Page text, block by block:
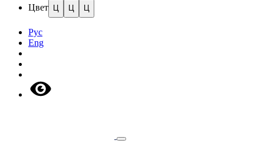
Цвет Ц Ц Ц
Рус
Eng